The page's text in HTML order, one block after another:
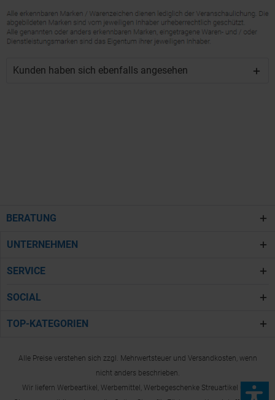
Kunden haben sich ebenfalls angesehen
BERATUNG
UNTERNEHMEN
SERVICE
SOCIAL
TOP-KATEGORIEN
Alle Preise verstehen sich zzgl. Mehrwertsteuer und Versandkosten, wenn
nicht anders beschrieben.
Wir liefern Werbeartikel, Werbemittel, Werbegeschenke Streuartikel und